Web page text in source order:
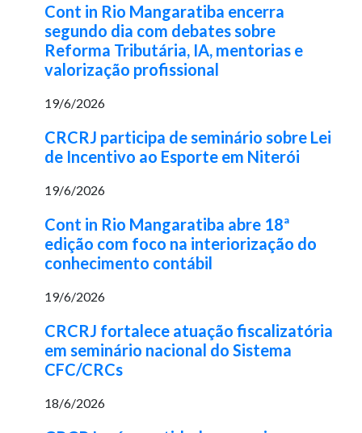
Cont in Rio Mangaratiba encerra
segundo dia com debates sobre
Reforma Tributária, IA, mentorias e
valorização profissional
19/6/2026
CRCRJ participa de seminário sobre Lei
de Incentivo ao Esporte em Niterói
19/6/2026
Cont in Rio Mangaratiba abre 18ª
edição com foco na interiorização do
conhecimento contábil
19/6/2026
CRCRJ fortalece atuação fiscalizatória
em seminário nacional do Sistema
CFC/CRCs
18/6/2026